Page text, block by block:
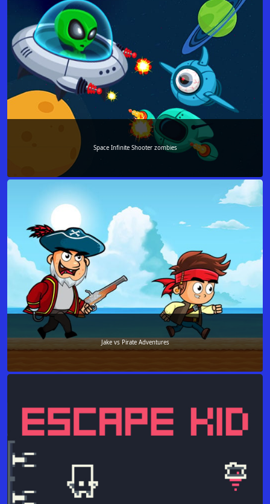
Space Infinite Shooter zombies
Jake vs Pirate Adventures